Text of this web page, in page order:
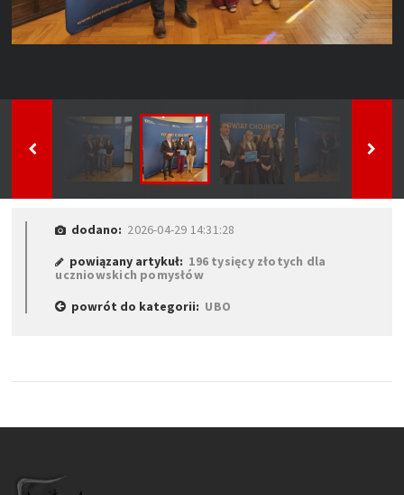
dodano: 2026-04-29 14:31:28
powiązany artykuł: 196 tysięcy złotych dla
uczniowskich pomysłów
powrót do kategorii: UBO